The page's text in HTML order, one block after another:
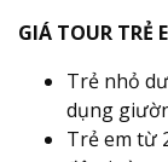
GIÁ TOUR TRẺ
Trẻ nhỏ
dụng
Trẻ em từ